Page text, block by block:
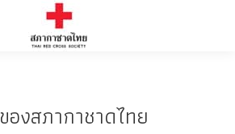
องสภากาชาดไทย